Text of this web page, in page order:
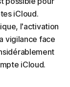
iCloud.
l'activation
vigilance face
iCloud.